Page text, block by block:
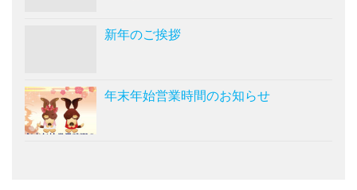
新年のご挨拶
年末年始営業時間のお知らせ